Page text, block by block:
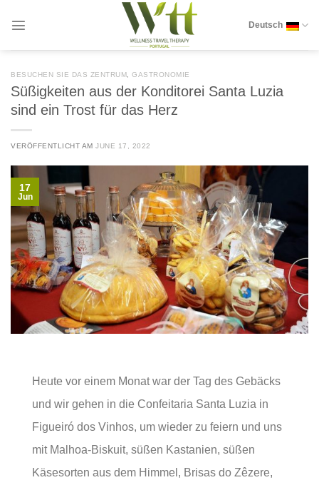
Inhalt
Deutsch
BESUCHEN SIE DAS ZENTRUM ,GASTRONOMIE
Süßigkeiten aus der Konditorei Santa Luzia
sind ein Trost für das Herz
VERÖFFENTLICHT AMJUNE 17, 2022
17
Jun
Heute vor einem Monat war der Tag des Gebäcks
und wir gehen in die Confeitaria Santa Luzia in
Figueiró dos Vinhos, um wieder zu feiern und uns
mit Malhoa-Biskuit, süßen Kastanien, süßen
Käsesorten aus dem Himmel, Brisas do Zêzere,